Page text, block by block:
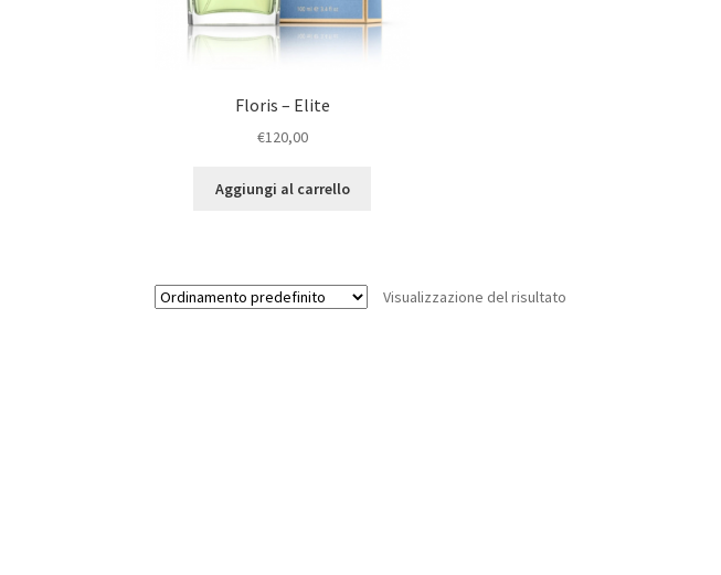
Floris – Elite
€120,00
Aggiungi al carrello
Visualizzazione del risultato